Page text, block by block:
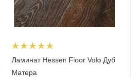
Ламинат Hessen Floor Volo Дуб
Матера